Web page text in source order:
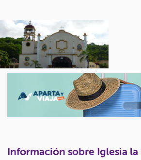
Información sobre Iglesia